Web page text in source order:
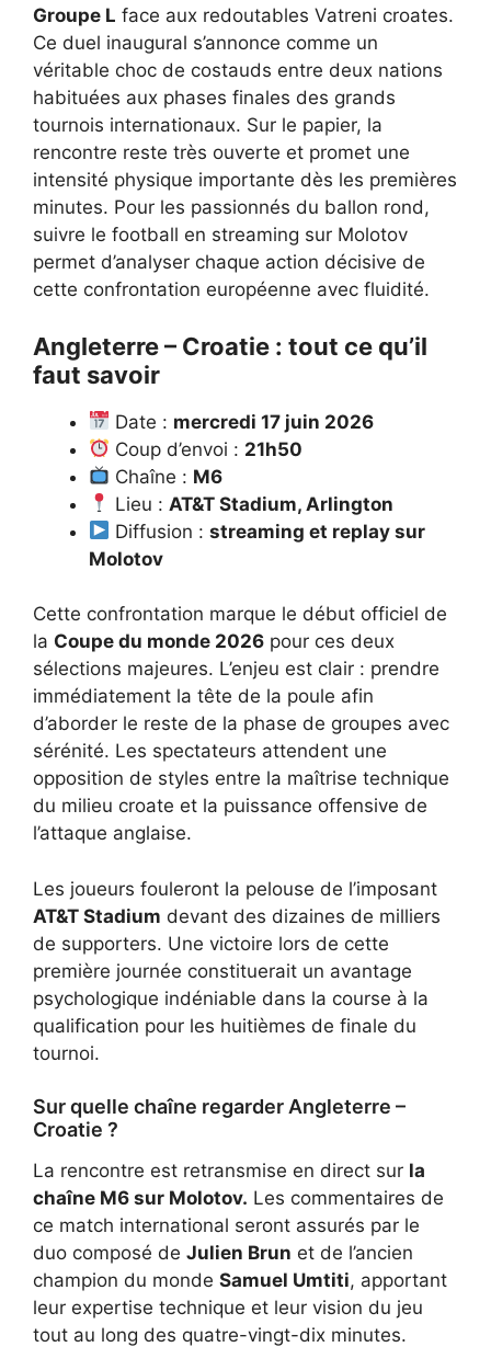
Groupe L face aux redoutables Vatreni croates.
Ce duel inaugural s’annonce comme un
véritable choc de costauds entre deux nations
habituées aux phases finales des grands
tournois internationaux. Sur le papier, la
rencontre reste très ouverte et promet une
intensité physique importante dès les premières
minutes. Pour les passionnés du ballon rond,
suivre le football en streaming sur Molotov
permet d’analyser chaque action décisive de
cette confrontation européenne avec fluidité.
Angleterre – Croatie : tout ce qu’il
faut savoir
Date : mercredi 17 juin 2026
Coup d’envoi : 21h50
Chaîne : M6
Lieu : AT&T Stadium, Arlington
Diffusion :streaming et replay sur
Molotov
Cette confrontation marque le début officiel de
la Coupe du monde 2026 pour ces deux
sélections majeures. L’enjeu est clair : prendre
immédiatement la tête de la poule afin
d’aborder le reste de la phase de groupes avec
sérénité. Les spectateurs attendent une
opposition de styles entre la maîtrise technique
du milieu croate et la puissance offensive de
l’attaque anglaise.
Les joueurs fouleront la pelouse de l’imposant
AT&T Stadium devant des dizaines de milliers
de supporters. Une victoire lors de cette
première journée constituerait un avantage
psychologique indéniable dans la course à la
qualification pour les huitièmes de finale du
tournoi.
Sur quelle chaîne regarder Angleterre –
Croatie ?
La rencontre est retransmise en direct sur la
chaîne M6 sur Molotov. Les commentaires de
ce match international seront assurés par le
duo composé de Julien Brun et de l’ancien
champion du monde Samuel Umtiti, apportant
leur expertise technique et leur vision du jeu
tout au long des quatre-vingt-dix minutes.